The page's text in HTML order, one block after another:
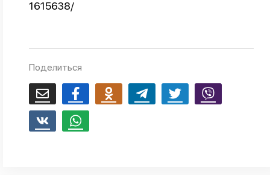
1615638/
Поделиться